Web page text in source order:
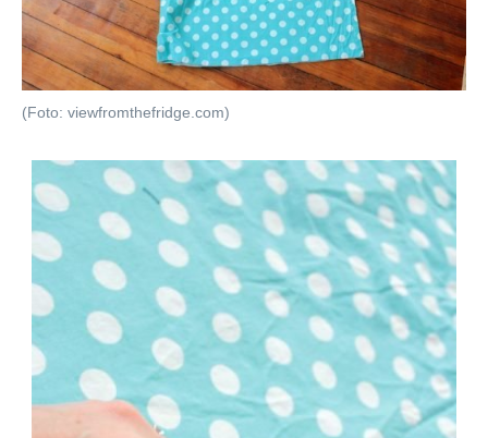
(Foto: viewfromthefridge.com)